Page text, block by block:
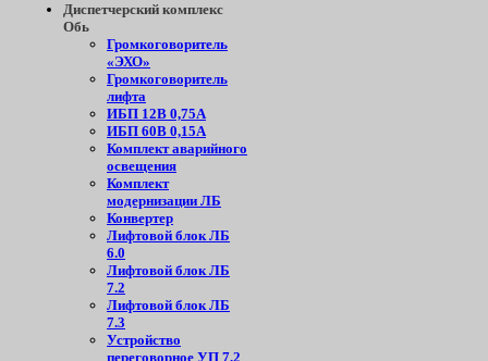
Диспетчерский комплекс
Обь
Громкоговоритель
«ЭХО»
Громкоговоритель
лифта
ИБП 12В 0,75А
ИБП 60В 0,15А
Комплект аварийного
освещения
Комплект
модернизации ЛБ
Конвертер
Лифтовой блок ЛБ
6.0
Лифтовой блок ЛБ
7.2
Лифтовой блок ЛБ
7.3
Устройство
переговорное УП 7.2